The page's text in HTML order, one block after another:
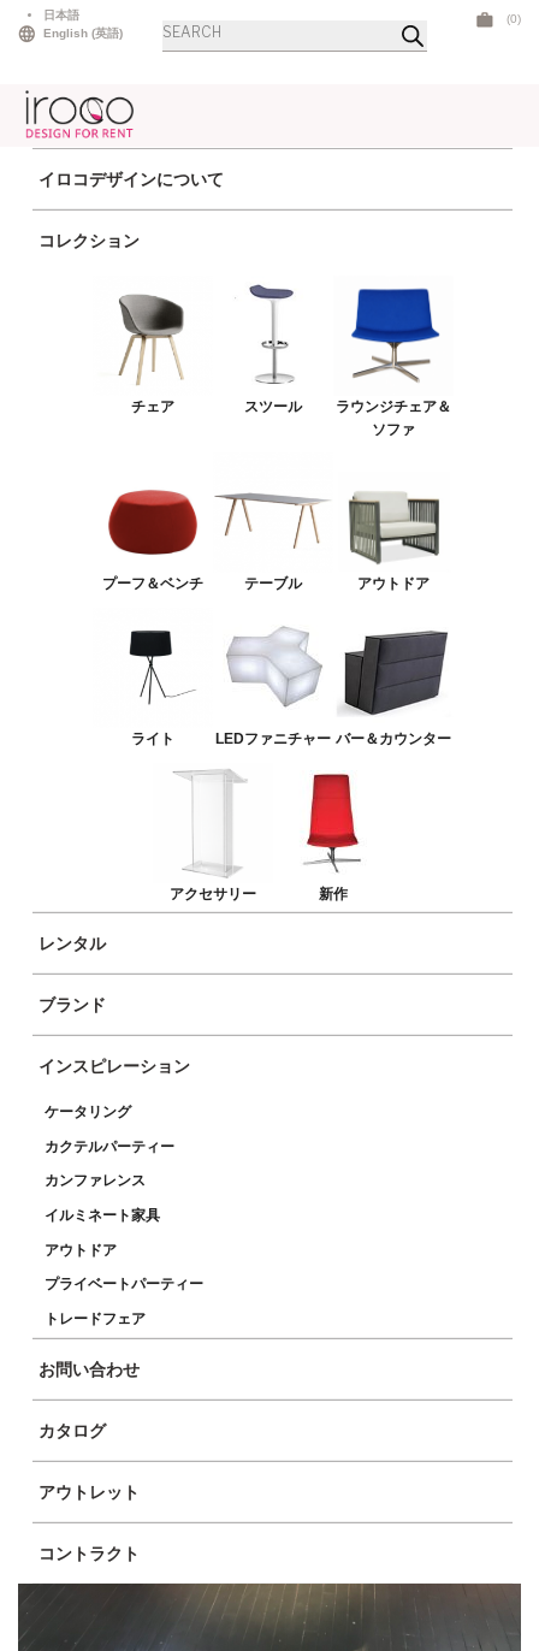
日本語
English (英語)
商
品
(0)
イロコデザインについて
コレクション
チェア スツール
ラウンジチェア＆
ソファ
プーフ＆ベンチ テーブル アウトドア
ライト LEDファニチャー バー＆カウンター
アクセサリー 新作
レンタル
ブランド
インスピレーション
ケータリング
カクテルパーティー
カンファレンス
イルミネート家具
アウトドア
プライベートパーティー
トレードフェア
お問い合わせ
カタログ
アウトレット
コントラクト
ラウンジチェア＆ソファ
LEDファニチャー
商品イメージ